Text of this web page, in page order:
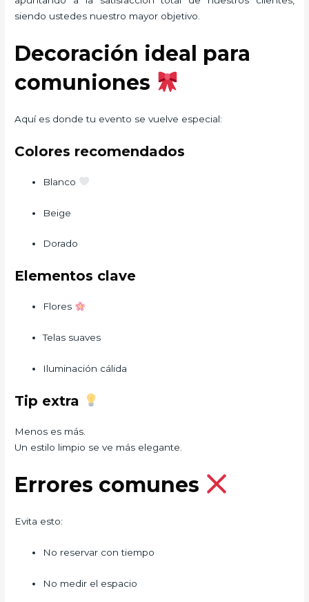
siendo ustedes nuestro mayor objetivo.
Decoración ideal para
comuniones
Aquí es donde tu evento se vuelve especial:
Colores recomendados
Blanco
Beige
Dorado
Elementos clave
Flores
Telas suaves
Iluminación cálida
Tip extra
Menos es más.
Un estilo limpio se ve más elegante.
Errores comunes
Evita esto:
No reservar con tiempo
No medir el espacio